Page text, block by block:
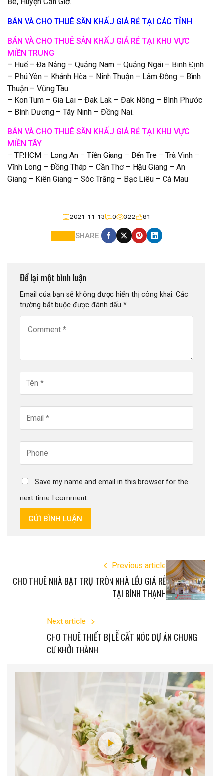
Bè, Huyện Cần Giờ.
BÁN VÀ CHO THUÊ SÂN KHẤU GIÁ RẺ TẠI CÁC TỈNH
BÁN VÀ CHO THUÊ SÂN KHẤU GIÁ RẺ TẠI KHU VỰC
MIỀN TRUNG
– Huế – Đà Nẳng – Quảng Nam – Quảng Ngãi – Bình Định
– Phú Yên – Khánh Hòa – Ninh Thuận – Lâm Đồng – Bình
Thuận – Vũng Tàu.
– Kon Tum – Gia Lai – Đak Lak – Đak Nông – Bình Phước
– Bình Dương – Tây Ninh – Đồng Nai.
BÁN VÀ CHO THUÊ SÂN KHẤU GIÁ RẺ TẠI KHU VỰC
MIỀN TÂY
– TP.HCM – Long An – Tiền Giang – Bến Tre – Trà Vinh –
Vĩnh Long – Đồng Tháp – Cần Thơ – Hậu Giang – An
Giang – Kiên Giang – Sóc Trăng – Bạc Liêu – Cà Mau
2021-11-13 0 322 81
SHARE
Để lại một bình luận
Email của bạn sẽ không được hiển thị công khai. Các
trường bắt buộc được đánh dấu *
Save my name and email in this browser for the
next time I comment.
GỬI BÌNH LUẬN
Previous article
CHO THUÊ NHÀ BẠT TRỤ TRÒN NHÀ LỀU GIÁ RẺ
TẠI BÌNH THẠNH
Next article
CHO THUÊ THIẾT BỊ LỄ CẤT NÓC DỰ ÁN CHUNG
CƯ KHỞI THÀNH